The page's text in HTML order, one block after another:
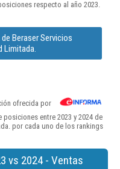
respecto al año 2023.
Beraser Servicios
Limitada.
ofrecida por
entre 2023 y 2024 de
por cada uno de los rankings
vs 2024 - Ventas